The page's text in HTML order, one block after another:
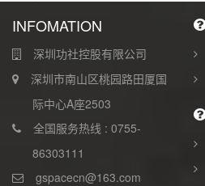
INFOMATION
深圳功社控股有限公司
深圳市南山区桃园路田厦国
际中心A座2503
全国服务热线 : 0755-
86303111
gspacecn@163.com